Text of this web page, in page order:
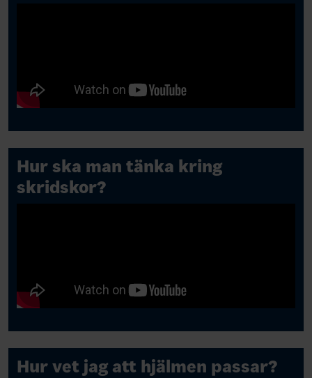
Hur ska man tänka kring
skridskor?
Hur vet jag att hjälmen passar?